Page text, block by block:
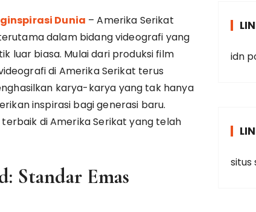
Dunia – Amerika Serikat
dalam bidang videografi yang
luar biasa. Mulai dari produksi film
di Amerika Serikat terus
karya-karya yang tak hanya
inspirasi bagi generasi baru.
di Amerika Serikat yang telah
Standar Emas
idn
situs